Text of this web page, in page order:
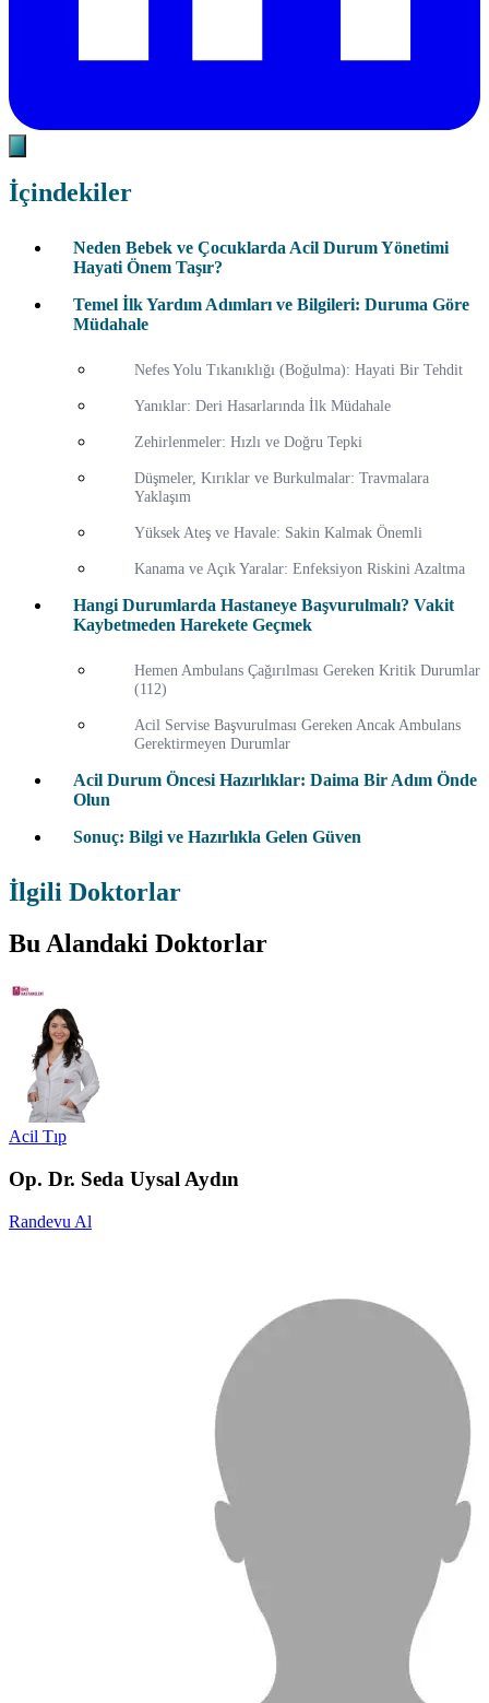
İçindekiler
Neden Bebek ve Çocuklarda Acil Durum Yönetimi
Hayati Önem Taşır?
Temel İlk Yardım Adımları ve Bilgileri: Duruma Göre
Müdahale
Nefes Yolu Tıkanıklığı (Boğulma): Hayati Bir Tehdit
Yanıklar: Deri Hasarlarında İlk Müdahale
Zehirlenmeler: Hızlı ve Doğru Tepki
Düşmeler, Kırıklar ve Burkulmalar: Travmalara
Yaklaşım
Yüksek Ateş ve Havale: Sakin Kalmak Önemli
Kanama ve Açık Yaralar: Enfeksiyon Riskini Azaltma
Hangi Durumlarda Hastaneye Başvurulmalı? Vakit
Kaybetmeden Harekete Geçmek
Hemen Ambulans Çağırılması Gereken Kritik Durumlar
(112)
Acil Servise Başvurulması Gereken Ancak Ambulans
Gerektirmeyen Durumlar
Acil Durum Öncesi Hazırlıklar: Daima Bir Adım Önde
Olun
Sonuç: Bilgi ve Hazırlıkla Gelen Güven
İlgili Doktorlar
Bu Alandaki Doktorlar
Acil Tıp
Op. Dr. Seda Uysal Aydın
Randevu Al